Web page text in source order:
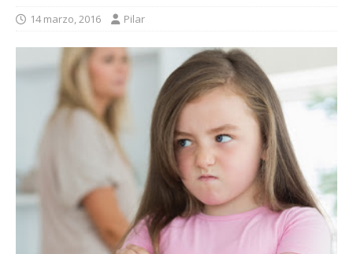
14 marzo, 2016 Pilar